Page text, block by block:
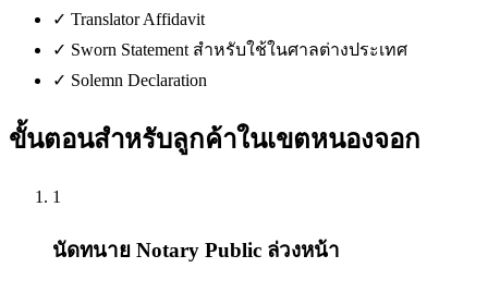
✓ Translator Affidavit
✓ Sworn Statement สำหรับใช้ในศาลต่างประเทศ
✓ Solemn Declaration
ขั้นตอนสำหรับลูกค้าในเขตหนองจอก
1
นัดทนาย Notary Public ล่วงหน้า